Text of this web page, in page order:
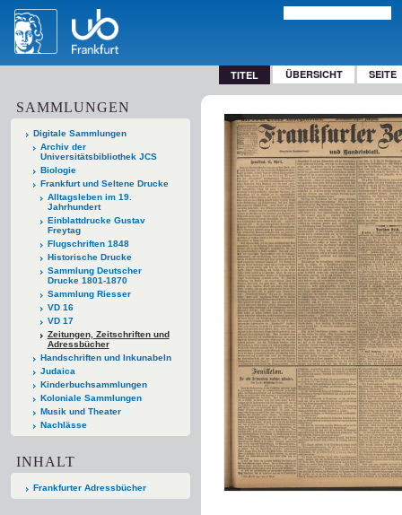
TITEL ÜBERSICHT SEITE
SAMMLUNGEN
Digitale Sammlungen
Archiv der
Universitätsbibliothek JCS
Biologie
Frankfurt und Seltene Drucke
Alltagsleben im 19.
Jahrhundert
Einblattdrucke Gustav
Freytag
Flugschriften 1848
Historische Drucke
Sammlung Deutscher
Drucke 1801-1870
Sammlung Riesser
VD 16
VD 17
Zeitungen, Zeitschriften und
Adressbücher
Handschriften und Inkunabeln
Judaica
Kinderbuchsammlungen
Koloniale Sammlungen
Musik und Theater
Nachlässe
INHALT
Frankfurter Adressbücher